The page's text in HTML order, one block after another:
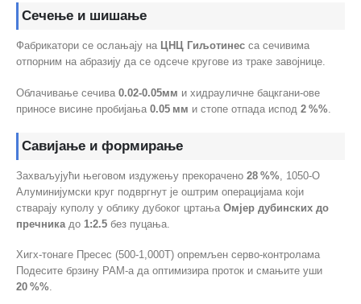
Сечење и шишање
Фабрикатори се ослањају на ЦНЦ Гиљотинес са сечивима
отпорним на абразију да се одсече кругове из траке завојнице.
Облачивање сечива 0.02-0.05мм и хидрауличне бацкгани-ове
приносе висине пробијања 0.05 мм и стопе отпада испод 2 %%.
Савијање и формирање
Захваљујући његовом издужењу прекорачено 28 %% , 1050-О
Алуминијумски круг подвргнут је оштрим операцијама који
стварају куполу у облику дубоког цртања Омјер дубинских до
пречника до 1:2.5 без пуцања.
Хигх-тонаге Пресес (500-1,000Т) опремљен серво-контролама
Подесите брзину РАМ-а да оптимизира проток и смањите уши
20 %%.